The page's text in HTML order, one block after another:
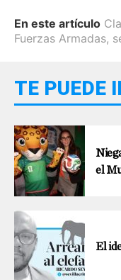
En este artículo
Fuerzas Armadas,
TE PUEDE
el
El